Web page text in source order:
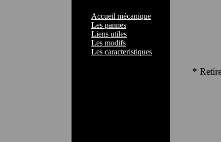
Accueil mécanique
Les pannes
Liens utiles
Les modifs
Les caracteristiques
*